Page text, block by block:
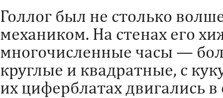
Голлог был не столько
механиком. На стенах его
многочисленные часы —
круглые и квадратные, с
их циферблатах двигались